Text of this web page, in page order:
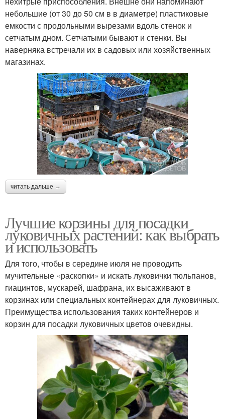
небольшие (от 30 до 50 см в в диаметре) пластиковые
емкости с продольными вырезами вдоль стенок и
сетчатым дном. Сетчатыми бывают и стенки. Вы
наверняка встречали их в садовых или хозяйственных
магазинах.
читать дальше →
Лучшие корзины для посадки
луковичных растений: как выбрать
и использовать
Для того, чтобы в середине июля не проводить
мучительные «раскопки» и искать луковички тюльпанов,
гиацинтов, мускарей, шафрана, их высаживают в
корзинах или специальных контейнерах для луковичных.
Преимущества использования таких контейнеров и
корзин для посадки луковичных цветов очевидны.